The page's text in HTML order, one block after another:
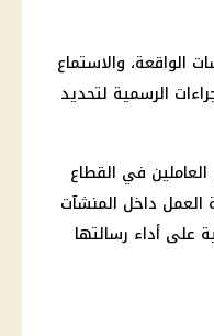
الواقعة، والاستماع
الرسمية لتحديد
في القطاع
العمل داخل المنشآت
على أداء رسالتها